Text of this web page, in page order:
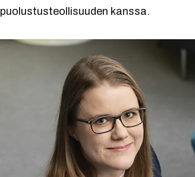
puolustusteollisuuden kanssa.